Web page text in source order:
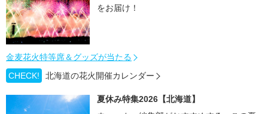
をお届け！
金麦花火特等席＆グッズが当たる
CHECK!
北海道の花火開催カレンダー
夏休み特集2026【北海道】